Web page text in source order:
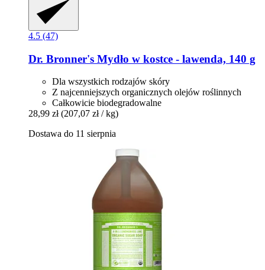
4.5 (47)
Dr. Bronner's Mydło w kostce -​ lawenda, 140 g
Dla wszystkich rodzajów skóry
Z najcenniejszych organicznych olejów roślinnych
Całkowicie biodegradowalne
28,99 zł (207,07 zł / kg)
Dostawa do 11 sierpnia